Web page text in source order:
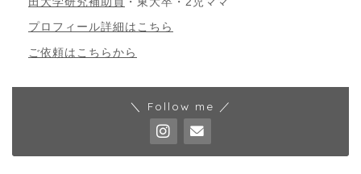
プロフィール詳細はこちら
ご依頼はこちらから
＼ Follow me ／